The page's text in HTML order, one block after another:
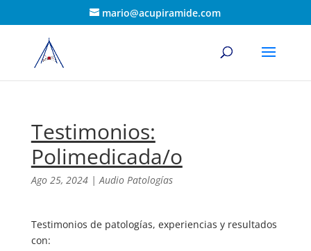
mario@acupiramide.com
Testimonios:
Polimedicada/o
Ago 25, 2024|Audio Patologías
Testimonios de patologías, experiencias y resultados
con: